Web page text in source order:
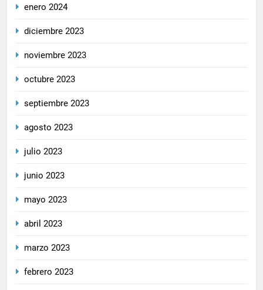
enero 2024
diciembre 2023
noviembre 2023
octubre 2023
septiembre 2023
agosto 2023
julio 2023
junio 2023
mayo 2023
abril 2023
marzo 2023
febrero 2023